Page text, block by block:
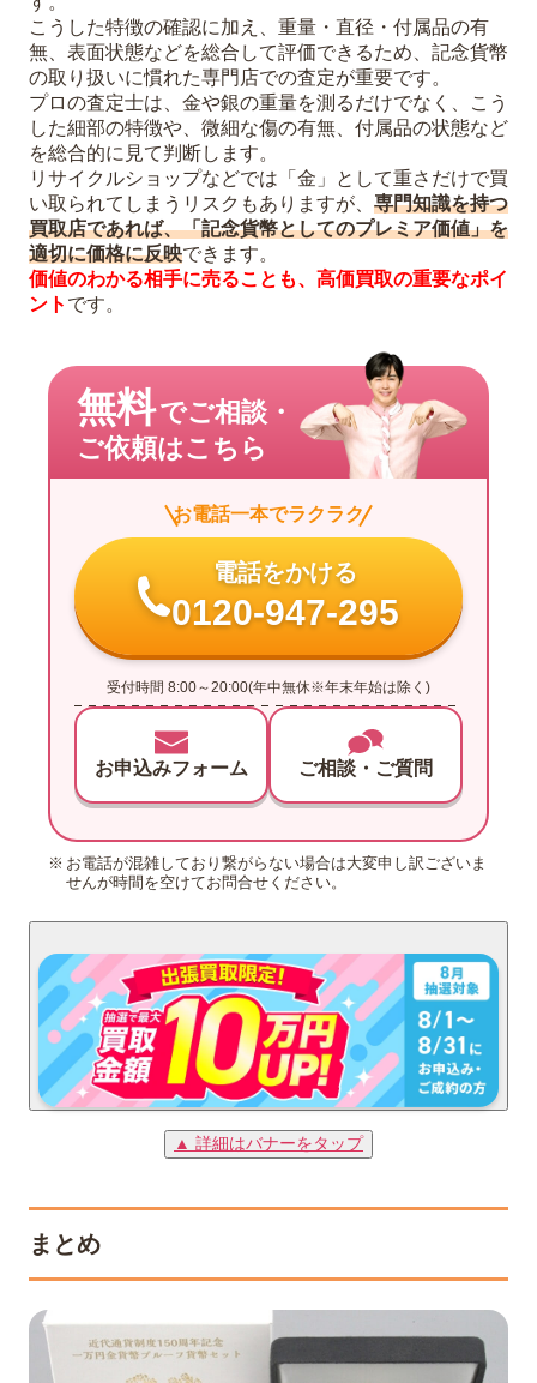
こうした特徴の確認に加え、重量・直径・付属品の有
無、表面状態などを総合して評価できるため、記念貨幣
の取り扱いに慣れた専門店での査定が重要です。
プロの査定士は、金や銀の重量を測るだけでなく、こう
した細部の特徴や、微細な傷の有無、付属品の状態など
を総合的に見て判断します。
リサイクルショップなどでは「金」として重さだけで買
い取られてしまうリスクもありますが、 専門知識を持つ
買取店であれば、「記念貨幣としてのプレミア価値」を
適切に価格に反映できます。
価値のわかる相手に売ることも、高価買取の重要なポイ
ント です。
無料でご相談・
ご依頼はこちら
お電話一本でラクラク
電話をかける
0120-947-295
受付時間 8:00～20:00(年中無休※年末年始は除く)
お申込みフォーム ご相談・ご質問
お電話が混雑しており繋がらない場合は大変申し訳ございま
せんが時間を空けてお問合せください。
▲ 詳細はバナーをタップ
まとめ